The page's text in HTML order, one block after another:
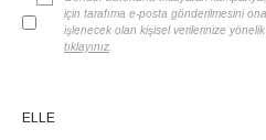
için tarafıma e-posta gönderilmesini
işlenecek olan kişisel verilerinize yönelik
tıklayınız
ELLE